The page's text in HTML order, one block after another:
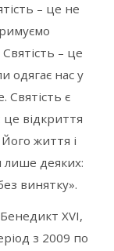
– це не
– це
одягає нас у
Святість є
відкриття
життя і
лише деяких:
винятку».
XVI,
з 2009 по